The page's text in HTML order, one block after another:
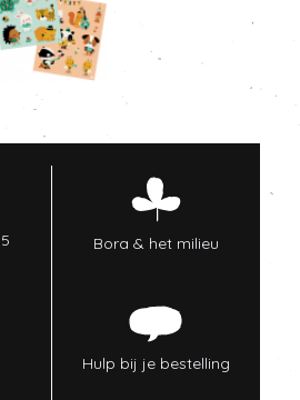
Bora & het milieu
Hulp bij je bestelling